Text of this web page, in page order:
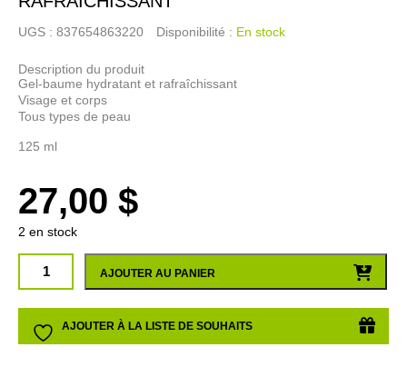
UGS : 837654863220 Disponibilité : En stock
Description du produit
Gel-baume hydratant et rafraîchissant
Visage et corps
Tous types de peau
125 ml
27,00 $
2 en stock
Gel-
baume
hydratant
AJOUTER AU PANIER
AJOUTER À LA LISTE DE SOUHAITS